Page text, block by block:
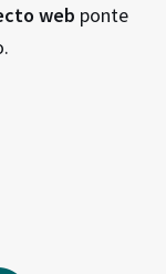
web ponte